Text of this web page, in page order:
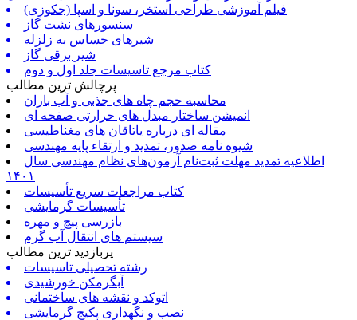
فیلم آموزشی طراحی استخر، سونا و اسپا (جکوزی)
سنسورهای نشت گاز
شیرهای حساس به زلزله
شیر برقی گاز
کتاب مرجع تاسیسات جلد اول و دوم
پرچالش ترین مطالب
محاسبه حجم چاه های جذبی و آب باران
انمیشن ساختار مبدل های حرارتی صفحه ای
مقاله ای درباره یاتاقان های مغناطیسی
شیوه نامه صدور، تمدید و ارتقاء پایه مهندسی
اطلاعیه تمدید مهلت ثبت‌نام آزمون‌های نظام مهندسی سال
۱۴۰۱
کتاب مراجعات سریع تأسیسات
تأسیسات گرمایشی
بازرسی پیچ و مهره
سیستم های انتقال آب گرم
پربازدید ترین مطالب
رشته تحصیلی تاسیسات
آبگرمکن خورشیدی
اتوکد و نقشه های ساختمانی
نصب و نگهداری پکیج گرمایشی